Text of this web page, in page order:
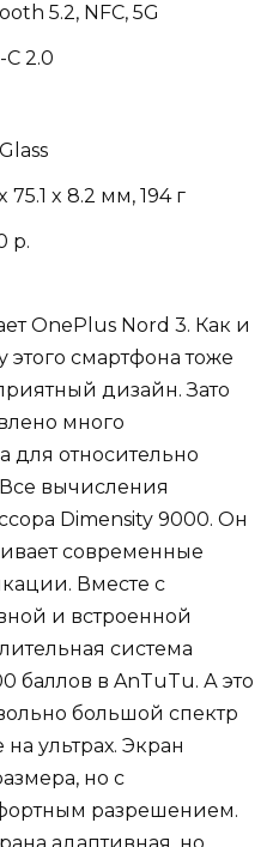
5.2, NFC, 5G
2.0
x 8.2 мм, 194 г
р.
OnePlus Nord 3. Как и
смартфона тоже
дизайн. Зато
много
для относительно
вычисления
Dimensity 9000. Он
современные
Вместе с
и встроенной
система
баллов в AnTuTu. А это
большой спектр
ультрах. Экран
но с
разрешением.